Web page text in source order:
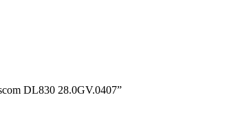
DL830 28.0GV.0407”